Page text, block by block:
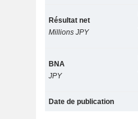
Résultat net
Millions JPY
BNA
JPY
Date de publication